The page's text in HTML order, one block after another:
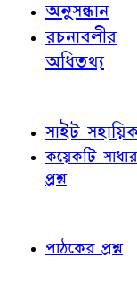
অনুসন্ধান
রচনাবলীর
অধিতথ্য
সাইট
কয়েকটি
প্রশ্ন
পাঠকের প্রশ্ন